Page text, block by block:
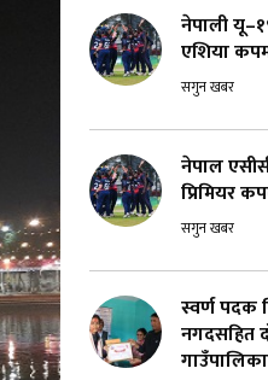
नेपाली
एशिया
सगुन खबर
नेपाल
प्रिमियर
सगुन खबर
स्वर्ण पदक
नगदसहित